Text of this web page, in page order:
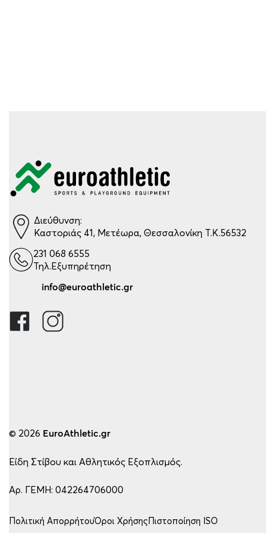
Διεύθυνση:
Καστοριάς 41, Μετέωρα, Θεσσαλονίκη Τ.Κ.56532
231 068 6555
Τηλ.Εξυπηρέτηση
info@euroathletic.gr
© 2026 EuroAthletic.gr
Είδη Στίβου και Αθλητικός Εξοπλισμός.
Αρ. ΓΕΜΗ: 042264706000
Πολιτική ΑπορρήτουΌροι ΧρήσηςΠιστοποίηση ISO